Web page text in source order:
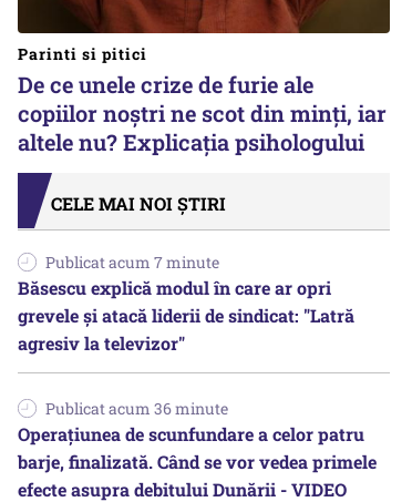
Parinti si pitici
De ce unele crize de furie ale
copiilor noștri ne scot din minți, iar
altele nu? Explicația psihologului
CELE MAI NOI ȘTIRI
Publicat acum 7 minute
Băsescu explică modul în care ar opri
grevele și atacă liderii de sindicat: "Latră
agresiv la televizor"
Publicat acum 36 minute
Operațiunea de scunfundare a celor patru
barje, finalizată. Când se vor vedea primele
efecte asupra debitului Dunării - VIDEO